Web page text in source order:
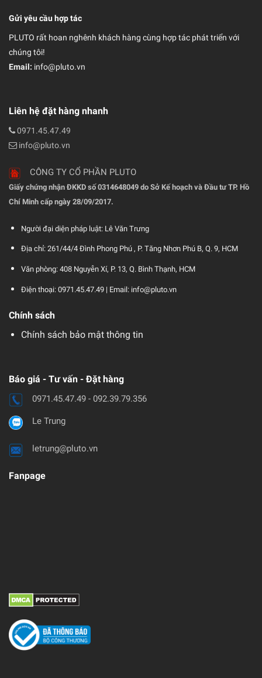
Gửi yêu cầu hợp tác
PLUTO rất hoan nghênh khách hàng cùng hợp tác phát triển với
chúng tôi!
Email: info@pluto.vn
Liên hệ đặt hàng nhanh
0971.45.47.49
info@pluto.vn
CÔNG TY CỔ PHẦN PLUTO
Giấy chứng nhận ĐKKD số 0314648049 do Sở Kế hoạch và Đầu tư TP. Hồ
Chí Minh cấp ngày 28/09/2017.
Người đại diện pháp luật: Lê Văn Trưng
Địa chỉ: 261/44/4 Đình Phong Phú , P. Tăng Nhơn Phú B, Q. 9, HCM
Văn phòng: 408 Nguyễn Xí, P. 13, Q. Bình Thạnh, HCM
Điện thoại: 0971.45.47.49 | Email: info@pluto.vn
Chính sách
Chính sách bảo mật thông tin
Báo giá - Tư vấn - Đặt hàng
0971.45.47.49 - 092.39.79.356
Le Trung
letrung@pluto.vn
Fanpage